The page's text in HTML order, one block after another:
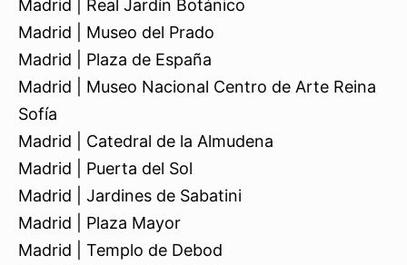
Madrid | Real Jardín Botánico
Madrid | Museo del Prado
Madrid | Plaza de España
Madrid | Museo Nacional Centro de Arte Reina
Sofía
Madrid | Catedral de la Almudena
Madrid | Puerta del Sol
Madrid | Jardines de Sabatini
Madrid | Plaza Mayor
Madrid | Templo de Debod